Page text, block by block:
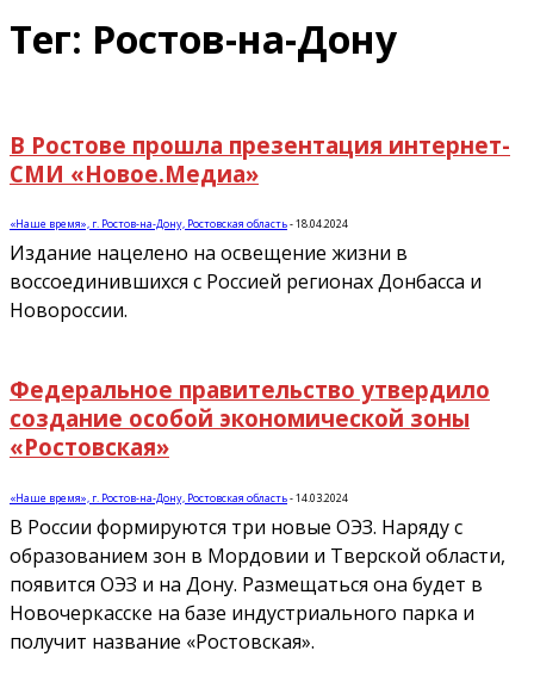
Тег: Ростов-на-Дону
В Ростове прошла презентация интернет-
СМИ «Новое.Медиа»
«Наше время», г. Ростов-на-Дону, Ростовская область-18.04.2024
Издание нацелено на освещение жизни в
воссоединившихся с Россией регионах Донбасса и
Новороссии.
Федеральное правительство утвердило
создание особой экономической зоны
«Ростовская»
«Наше время», г. Ростов-на-Дону, Ростовская область-14.03.2024
В России формируются три новые ОЭЗ. Наряду с
образованием зон в Мордовии и Тверской области,
появится ОЭЗ и на Дону. Размещаться она будет в
Новочеркасске на базе индустриального парка и
получит название «Ростовская».